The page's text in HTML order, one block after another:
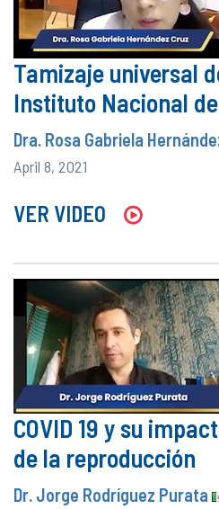
Tamizaje universal
Instituto Nacional
Dra. Rosa Gabriela
April 8, 2021
VER VIDEO
COVID 19 y su
de la reproducción
Dr. Jorge Rodríguez Purata